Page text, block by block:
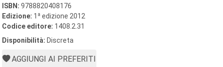
ISBN: 9788820408176
Edizione: 1 a edizione 2012
Codice editore: 1408.2.31
Disponibilità: Discreta
AGGIUNGI AI PREFERITI